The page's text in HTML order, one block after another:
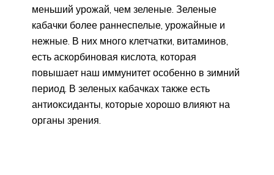
меньший урожай, чем зеленые. Зеленые
кабачки более раннеспелые, урожайные и
нежные. В них много клетчатки, витаминов,
есть аскорбиновая кислота, которая
повышает наш иммунитет особенно в зимний
период. В зеленых кабачках также есть
антиоксиданты, которые хорошо влияют на
органы зрения.